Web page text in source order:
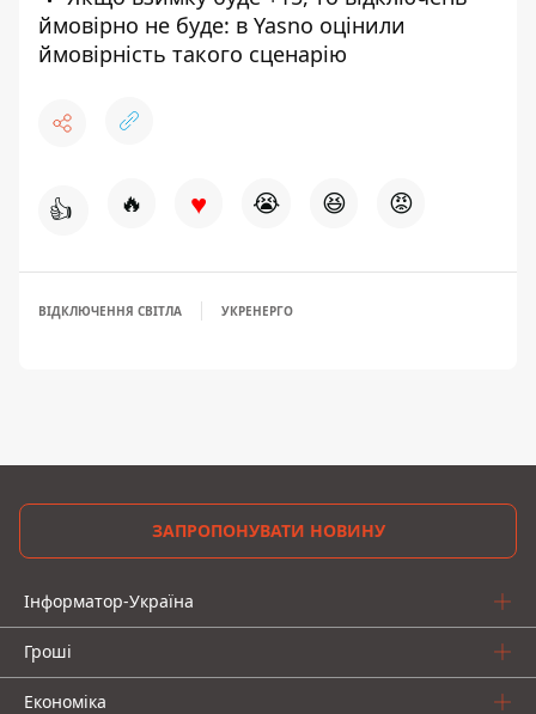
ймовірно не буде: в Yasno оцінили
ймовірність такого сценарію
👍 🔥 ♥ 😭 😆 😡
ВІДКЛЮЧЕННЯ СВІТЛА УКРЕНЕРГО
ЗАПРОПОНУВАТИ НОВИНУ
Інформатор-Україна
Гроші
Економіка